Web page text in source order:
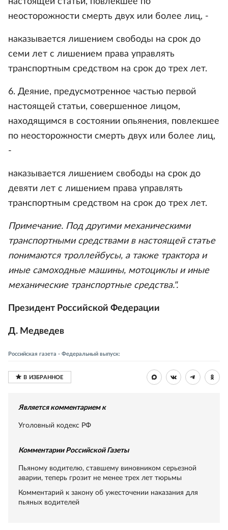
неосторожности смерть двух или более лиц, -
наказывается лишением свободы на срок до
семи лет с лишением права управлять
транспортным средством на срок до трех лет.
6. Деяние, предусмотренное частью первой
настоящей статьи, совершенное лицом,
находящимся в состоянии опьянения, повлекшее
по неосторожности смерть двух или более лиц,
-
наказывается лишением свободы на срок до
девяти лет с лишением права управлять
транспортным средством на срок до трех лет.
Примечание. Под другими механическими
транспортными средствами в настоящей статье
понимаются троллейбусы, а также трактора и
иные самоходные машины, мотоциклы и иные
механические транспортные средства.".
Президент Российской Федерации
Д. Медведев
Российская газета - Федеральный выпуск:
Является комментарием к
Уголовный кодекс РФ
Комментарии Российской Газеты
Пьяному водителю, ставшему виновником серьезной
аварии, теперь грозит не менее трех лет тюрьмы
Комментарий к закону об ужесточении наказания для
пьяных водителей